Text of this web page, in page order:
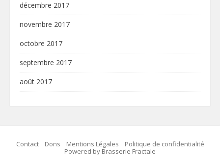
décembre 2017
novembre 2017
octobre 2017
septembre 2017
août 2017
Contact Dons Mentions Légales
Politique de confidentialité
Powered by Brasserie Fractale